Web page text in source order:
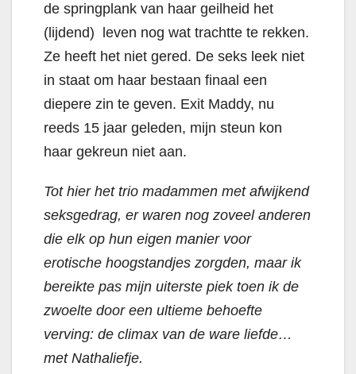
de springplank van haar geilheid het
(lijdend) leven nog wat trachtte te rekken.
Ze heeft het niet gered. De seks leek niet
in staat om haar bestaan finaal een
diepere zin te geven. Exit Maddy, nu
reeds 15 jaar geleden, mijn steun kon
haar gekreun niet aan.
Tot hier het trio madammen met afwijkend
seksgedrag, er waren nog zoveel anderen
die elk op hun eigen manier voor
erotische hoogstandjes zorgden, maar ik
bereikte pas mijn uiterste piek toen ik de
zwoelte door een ultieme behoefte
verving: de climax van de ware liefde…
met Nathaliefje.